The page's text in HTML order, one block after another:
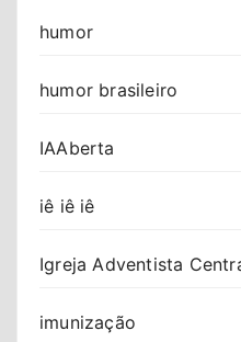
humor
humor brasileiro
IAAberta
iê iê iê
Igreja Adventista
imunização